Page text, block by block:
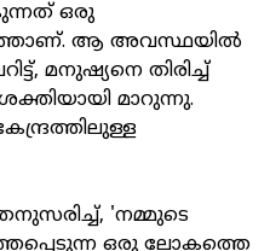
ഒരു
ആ അവസ്ഥയിൽ
മനുഷ്യനെ തിരിച്ച്
മാറുന്നു.
'നമ്മുടെ
ഒരു ലോകത്തെ